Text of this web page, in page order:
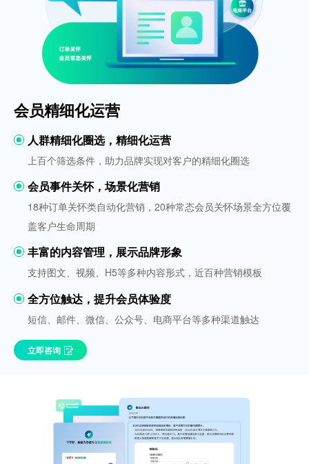
会员精细化运营
人群精细化圈选，精细化运营
上百个筛选条件，助力品牌实现对客户的精细化圈选
会员事件关怀，场景化营销
18种订单关怀类自动化营销，20种常态会员关怀场景全方位覆
盖客户生命周期
丰富的内容管理，展示品牌形象
支持图文、视频、H5等多种内容形式，近百种营销模板
全方位触达，提升会员体验度
短信、邮件、微信、公众号、电商平台等多种渠道触达
立即咨询